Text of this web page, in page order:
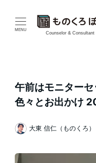
MENU
Counselor & Consultant
午前はモニター
色々とお出かけ
著
大東 信仁（ものくろ）